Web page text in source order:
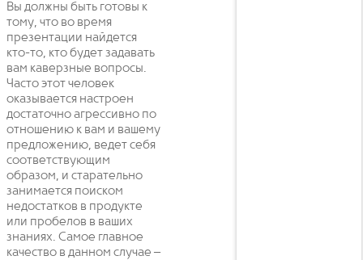
Вы должны быть готовы к
тому, что во время
презентации найдется
кто-то, кто будет задавать
вам каверзные вопросы.
Часто этот человек
оказывается настроен
достаточно агрессивно по
отношению к вам и вашему
предложению, ведет себя
соответствующим
образом, и старательно
занимается поиском
недостатков в продукте
или пробелов в ваших
знаниях. Самое главное
качество в данном случае –